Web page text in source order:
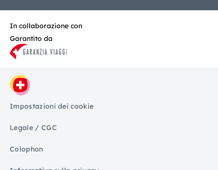
In collaborazione con
Garantito da
Impostazioni dei cookie
Legale / CGC
Colophon